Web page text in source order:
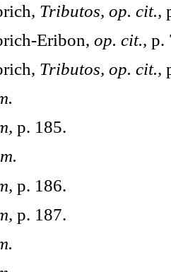
Tributos, op. cit.,
Eribon, op. cit., p.
Tributos, op. cit.,
p. 185.
p. 186.
p. 187.